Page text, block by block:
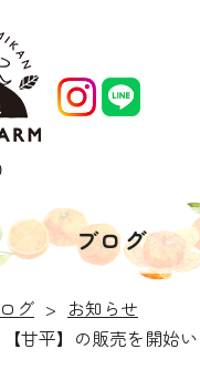
ブログ
グ
お知らせ
【甘平】の販売を開始